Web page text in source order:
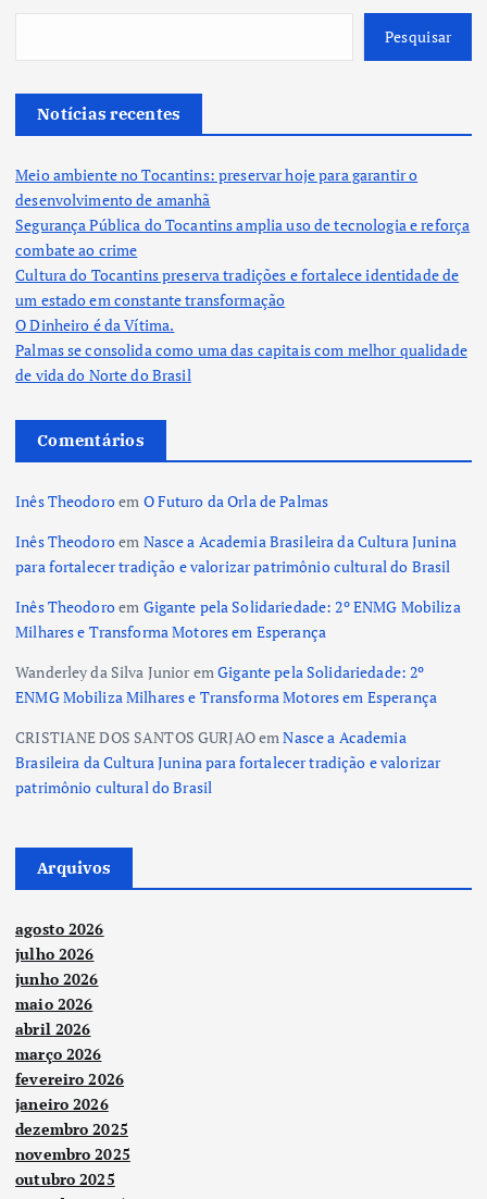
Pesquisar
Notícias recentes
Meio ambiente no Tocantins: preservar hoje para garantir o
desenvolvimento de amanhã
Segurança Pública do Tocantins amplia uso de tecnologia e reforça
combate ao crime
Cultura do Tocantins preserva tradições e fortalece identidade de
um estado em constante transformação
O Dinheiro é da Vítima.
Palmas se consolida como uma das capitais com melhor qualidade
de vida do Norte do Brasil
Comentários
Inês Theodoroem O Futuro da Orla de Palmas
Inês Theodoroem Nasce a Academia Brasileira da Cultura Junina
para fortalecer tradição e valorizar patrimônio cultural do Brasil
Inês Theodoroem Gigante pela Solidariedade: 2º ENMG Mobiliza
Milhares e Transforma Motores em Esperança
Wanderley da Silva JunioremGigante pela Solidariedade: 2º
ENMG Mobiliza Milhares e Transforma Motores em Esperança
CRISTIANE DOS SANTOS GURJAOemNasce a Academia
Brasileira da Cultura Junina para fortalecer tradição e valorizar
patrimônio cultural do Brasil
Arquivos
agosto 2026
julho 2026
junho 2026
maio 2026
abril 2026
março 2026
fevereiro 2026
janeiro 2026
dezembro 2025
novembro 2025
outubro 2025